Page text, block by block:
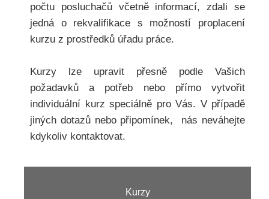
počtu posluchačů včetně informací, zdali se
jedná o rekvalifikace s možností proplacení
kurzu z prostředků úřadu práce.
Kurzy lze upravit přesně podle Vašich
požadavků a potřeb nebo přímo vytvořit
individuální kurz speciálně pro Vás. V případě
jiných dotazů nebo připomínek, nás neváhejte
kdykoliv kontaktovat.
Kurzy